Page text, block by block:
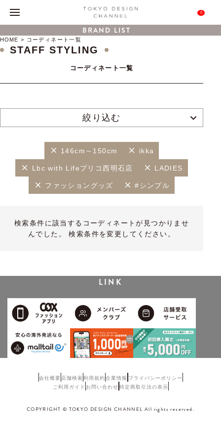
0
BRAND LIST
HOME コーディネート一覧
STAFF STYLING
コーディネート一覧
絞り込む
146cm～150cm ikka
Lbc with Lifeプリコ西明石店 LADIES
ファッショングッズ #シンプル
検索条件に該当するコーディネートが見つかりませ
んでした。 検索条件を変更してください。
LINK
会社概要 店舗検索利用規約企業情報 プライバシーポリシー
ご利用ガイド お問い合わせ 特定商取引法の表示
COPYRIGHT © TOKYO DESIGN CHANNEL All rights reserved.